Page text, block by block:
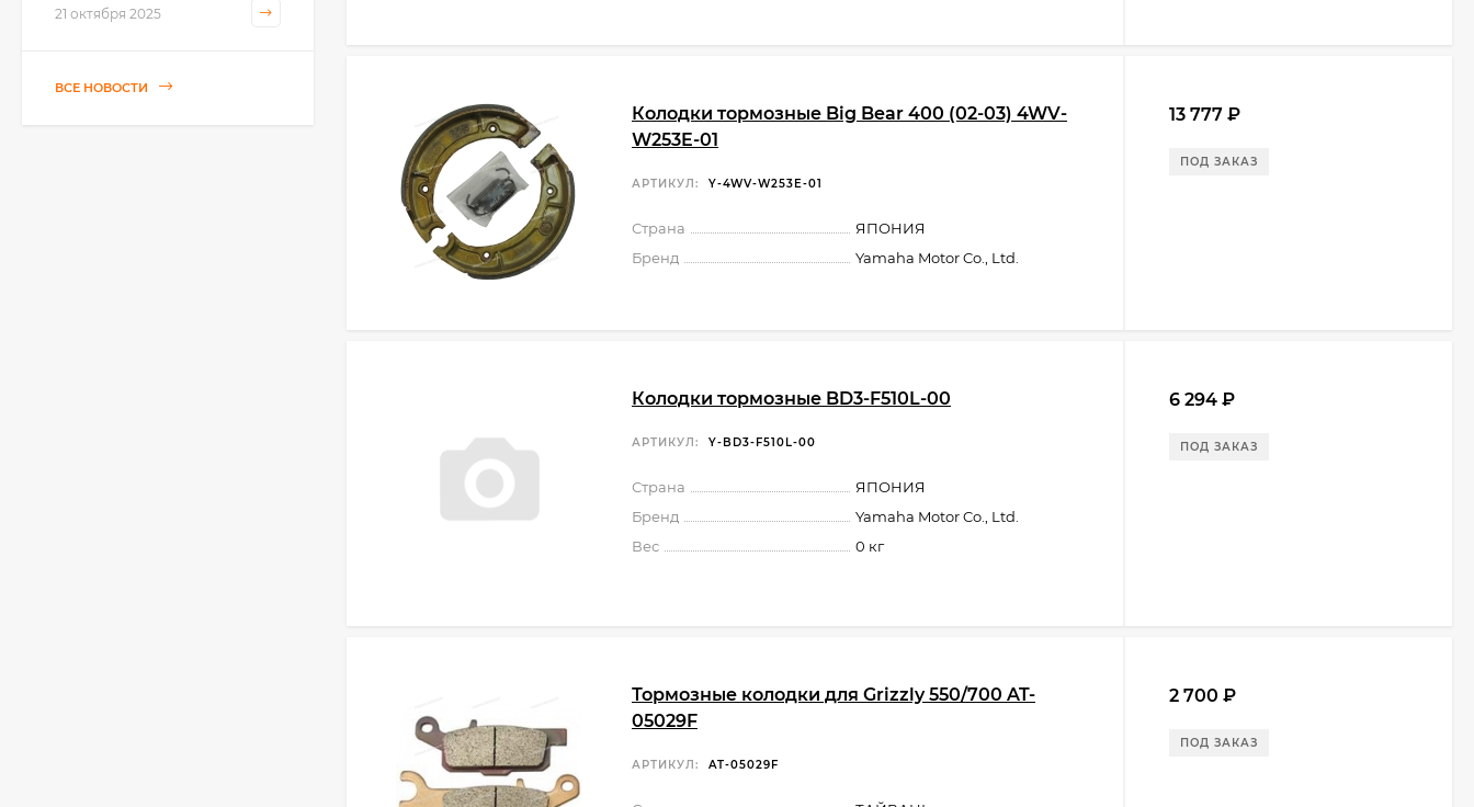
Колодки тормозные Big Bear 400 (02-03) 4WV-
W253E-01
АРТИКУЛ: Y-4WV-W253E-01
Страна
ЯПОНИЯ
Бренд
Yamaha Motor Co., Ltd.
13 777 ₽
ПОД ЗАКАЗ
Колодки тормозные BD3-F510L-00
АРТИКУЛ: Y-BD3-F510L-00
Страна
ЯПОНИЯ
Бренд
Yamaha Motor Co., Ltd.
Вес
0 кг
6 294 ₽
ПОД ЗАКАЗ
Тормозные колодки для Grizzly 550/700 AT-
05029F
АРТИКУЛ: AT-05029F
2 700 ₽
ПОД ЗАКАЗ
21 октября 2025
ВСЕ НОВОСТИ